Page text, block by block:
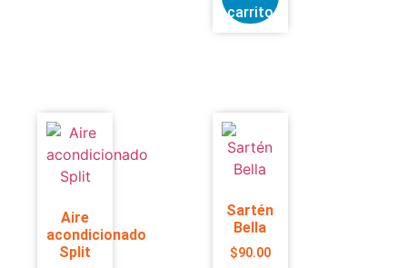
carrito
Aire
acondicionado
Split
Sartén
Bella
$90.00